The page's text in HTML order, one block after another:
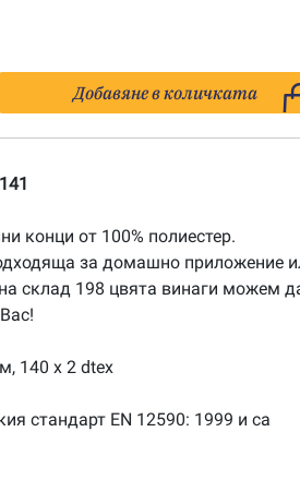
Добавяне в количката
конци от 100% полиестер.
за домашно приложение
склад 198 цвята винаги можем
140 x 2 dtex
стандарт EN 12590: 1999 и са